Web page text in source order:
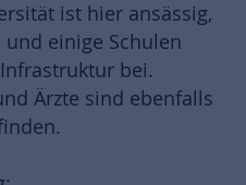
ist hier ansässig,
einige Schulen
bei.
Ärzte sind ebenfalls